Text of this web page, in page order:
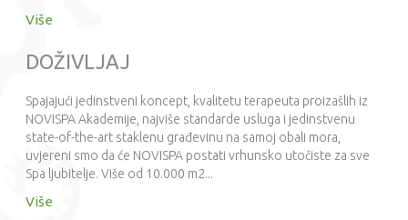
Više
DOŽIVLJAJ
Spajajući jedinstveni koncept, kvalitetu terapeuta proizašlih iz
NOVISPA Akademije, najviše standarde usluga i jedinstvenu
state-of-the-art staklenu građevinu na samoj obali mora,
uvjereni smo da će NOVISPA postati vrhunsko utočiste za sve
Spa ljubitelje. Više od 10.000 m2...
Više